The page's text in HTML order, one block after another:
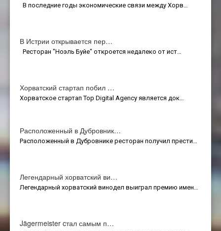
В последние годы экономические связи между Хорв…
В Истрии открывается пер…
Ресторан "Ноэль Буйе" откроется недалеко от ист…
Хорватский стартап побил …
Хорватское стартап Top Digital Agency является док…
Расположенный в Дубровник…
Расположенный в Дубровнике ресторан получил прести…
Легендарный хорватский ви…
Легендарный хорватский винодел выиграл премию имен…
Jägermeister cтал самым п…